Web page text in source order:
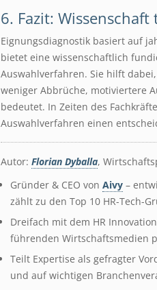
6. Fazit:
Eignungsdiagnostik basiert auf
bietet eine wissenschaftlich
Auswahlverfahren. Sie hilft
weniger Abbrüche, motiviertere
bedeutet. In Zeiten des
Auswahlverfahren einen
Autor: Florian Dyballa,
Gründer & CEO von Aivy –
zählt zu den Top 10 HR-Tech-
Dreifach mit dem HR
führenden Wirtschaftsmedien
Teilt Expertise als gefragter
und auf wichtigen